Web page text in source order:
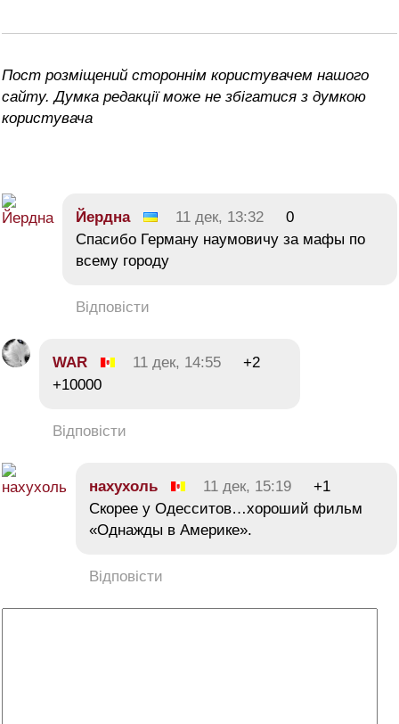
Пост розміщений стороннім користувачем нашого
сайту. Думка редакції може не збігатися з думкою
користувача
Йердна 11 дек, 13:32
0
Спасибо Герману наумовичу за мафы по
всему городу
Відповісти
WAR 11 дек, 14:55
+2
+10000
Відповісти
нахухоль 11 дек, 15:19
+1
Скорее у Одесситов…хороший фильм
«Однажды в Америке».
Відповісти